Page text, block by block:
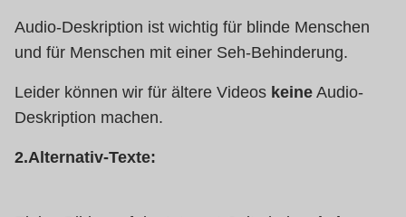
Audio-Deskription ist wichtig für blinde Menschen
und für Menschen mit einer Seh-Behinderung.
Leider können wir für ältere Videos keine Audio-
Deskription machen.
2.Alternativ-Texte: